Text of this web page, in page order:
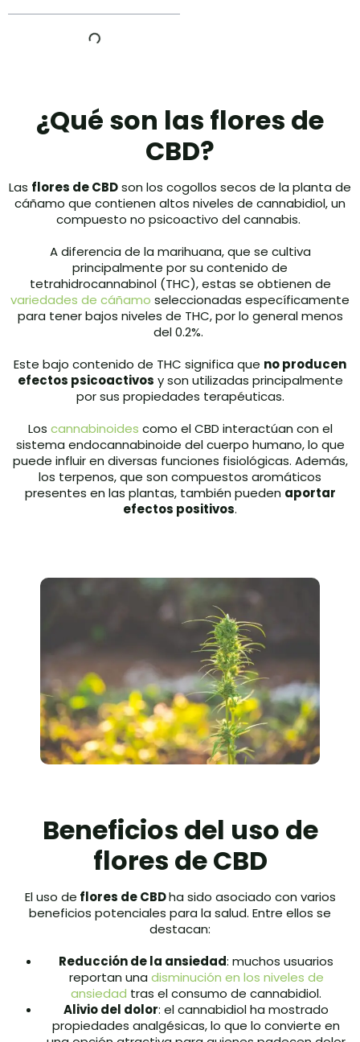
¿Qué son las flores de
CBD?
Las flores de CBDson los cogollos secos de la planta de
cáñamo que contienen altos niveles de cannabidiol, un
compuesto no psicoactivo del cannabis.
A diferencia de la marihuana, que se cultiva
principalmente por su contenido de
tetrahidrocannabinol (THC), estas se obtienen de
variedades de cáñamo seleccionadas específicamente
para tener bajos niveles de THC, por lo general menos
del 0.2%.
Este bajo contenido de THC significa que no producen
efectos psicoactivos y son utilizadas principalmente
por sus propiedades terapéuticas.
Los cannabinoides como el CBD interactúan con el
sistema endocannabinoide del cuerpo humano, lo que
puede influir en diversas funciones fisiológicas. Además,
los terpenos, que son compuestos aromáticos
presentes en las plantas, también pueden aportar
efectos positivos.
Beneficios del uso de
flores de CBD
El uso de flores de CBDha sido asociado con varios
beneficios potenciales para la salud. Entre ellos se
destacan:
Reducción de la ansiedad: muchos usuarios
reportan una disminución en los niveles de
ansiedad tras el consumo de cannabidiol.
Alivio del dolor: el cannabidiol ha mostrado
propiedades analgésicas, lo que lo convierte en